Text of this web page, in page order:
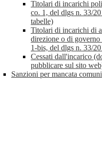
Titolari di incarichi
co. 1, del dlgs n. 33/
tabelle)
Titolari di incarichi di
direzione o di
1-bis, del dlgs n. 33/
Cessati dall'incarico
pubblicare sul sito
Sanzioni per mancata